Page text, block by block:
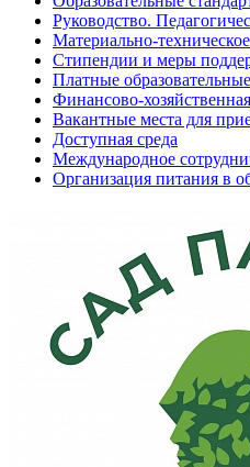
Руководство.
Материально-
Стипендии и меры
Платные
Финансово-
Вакантные места для
Доступная среда
Международное
Организация питания в